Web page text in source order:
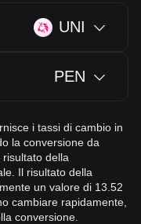
UNI
PEN
i tassi di cambio in
la conversione da
della
Il risultato della
un valore di 13.52
cambiare rapidamente,
conversione.